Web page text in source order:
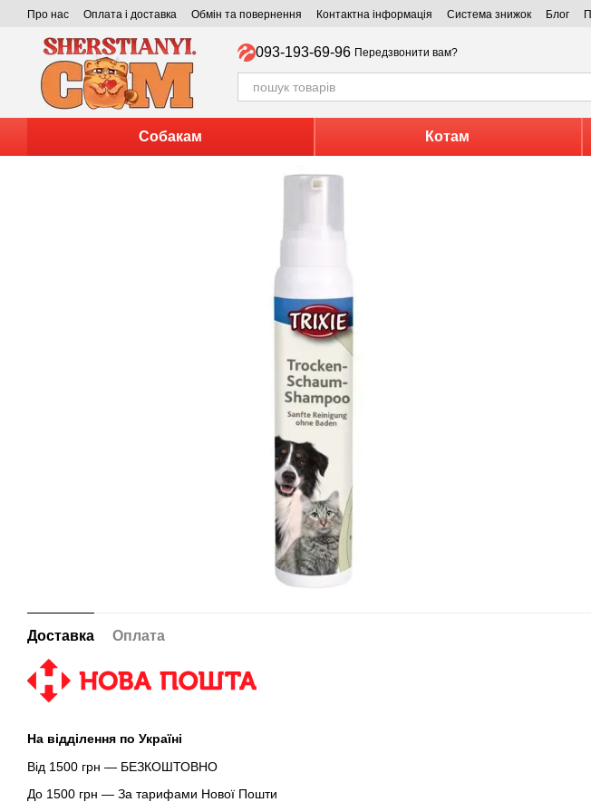
Перейти до основного контенту
Про нас Оплата і доставка Обмін та повернення Контактна інформація Система знижок Блог
093-193-69-96 Передзвонити вам?
Собакам Котам
Доставка Оплата
На відділення по Україні
Від 1500 грн — БЕЗКОШТОВНО
До 1500 грн — За тарифами Нової Пошти